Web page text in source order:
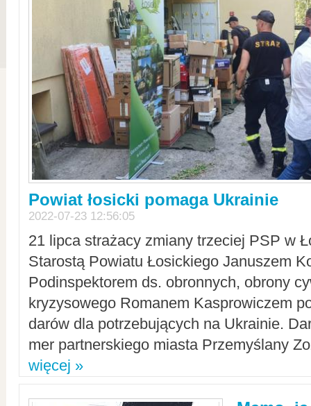
Powiat łosicki pomaga Ukrainie
2022-07-23 12:56:05
21 lipca strażacy zmiany trzeciej PSP w
Starostą Powiatu Łosickiego Januszem
Podinspektorem ds. obronnych, obrony
kryzysowego Romanem Kasprowiczem
darów dla potrzebujących na Ukrainie.
mer partnerskiego miasta Przemyślany
więcej »